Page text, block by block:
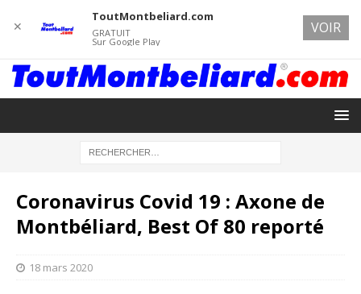
Coronavirus Covid 19 : Axone de
Montbéliard, Best Of 80 reporté
18 mars 2020
✕
ToutMontbeliard.com
GRATUIT
Sur Google Play
VOIR